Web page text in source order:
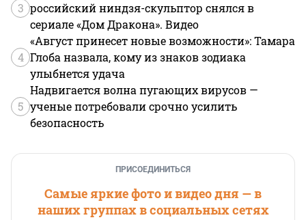
3 российский ниндзя-скульптор снялся в
сериале «Дом Дракона». Видео
4
«Август принесет новые возможности»: Тамара
Глоба назвала, кому из знаков зодиака
улыбнется удача
5
Надвигается волна пугающих вирусов —
ученые потребовали срочно усилить
безопасность
ПРИСОЕДИНИТЬСЯ
Самые яркие фото и видео дня — в
наших группах в социальных сетях